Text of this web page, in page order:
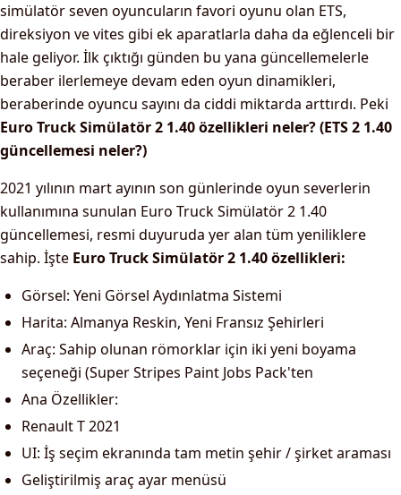
simülatör seven oyuncuların favori oyunu olan ETS,
direksiyon ve vites gibi ek aparatlarla daha da eğlenceli bir
hale geliyor. İlk çıktığı günden bu yana güncellemelerle
beraber ilerlemeye devam eden oyun dinamikleri,
beraberinde oyuncu sayını da ciddi miktarda arttırdı. Peki
Euro Truck Simülatör 2 1.40 özellikleri neler? (ETS 2 1.40
güncellemesi neler?)
2021 yılının mart ayının son günlerinde oyun severlerin
kullanımına sunulan Euro Truck Simülatör 2 1.40
güncellemesi, resmi duyuruda yer alan tüm yeniliklere
sahip. İşte Euro Truck Simülatör 2 1.40 özellikleri:
Görsel: Yeni Görsel Aydınlatma Sistemi
Harita: Almanya Reskin, Yeni Fransız Şehirleri
Araç: Sahip olunan römorklar için iki yeni boyama
seçeneği (Super Stripes Paint Jobs Pack'ten
Ana Özellikler:
Renault T 2021
UI: İş seçim ekranında tam metin şehir / şirket araması
Geliştirilmiş araç ayar menüsü